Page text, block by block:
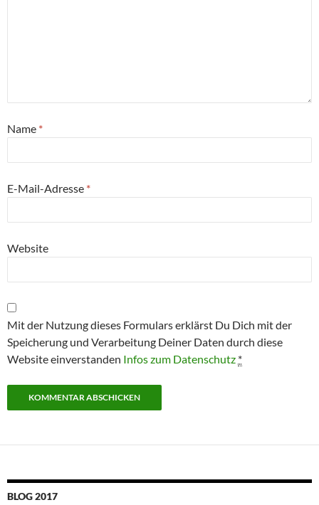
Name *
E-Mail-Adresse *
Website
Mit der Nutzung dieses Formulars erklärst Du Dich mit der
Speicherung und Verarbeitung Deiner Daten durch diese
Website einverstanden Infos zum Datenschutz *
BLOG 2017